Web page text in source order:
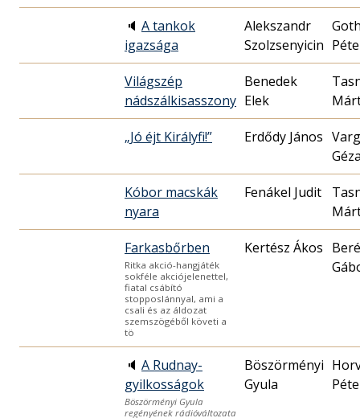
🔈 A tankok
igazsága
Alekszandr
Szolzsenyicin
Világszép
nádszálkisasszony
Benedek
Elek
„Jó éjt Királyfi!” Erdődy János
Kóbor macskák
nyara
Fenákel Judit
Farkasbőrben
Ritka akció-hangjáték
sokféle akciójelenettel,
fiatal csábító
stopposlánnyal, ami a
csali és az áldozat
szemszögéből követi a
tö
Kertész Ákos
🔈 A Rudnay-
gyilkosságok
Böszörményi Gyula
regényének rádióváltozata
Böszörményi
Gyula